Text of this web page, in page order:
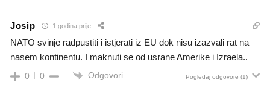
Josip 1 godina prije
NATO svinje radpustiti i istjerati iz EU dok nisu izazvali rat na
nasem kontinentu. I maknuti se od usrane Amerike i Izraela..
0 0 Odgovori Pogledaj odgovore (1)